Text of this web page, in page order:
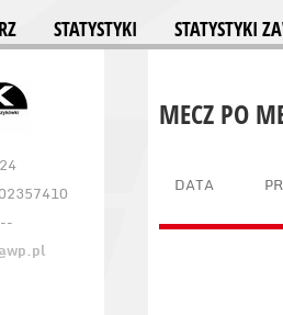
STATYSTYKI STATYSTYKI
MECZ PO
DATA